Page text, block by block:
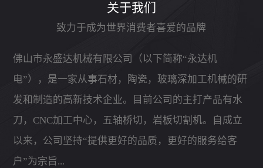
关于我们
致力于成为世界消费者喜爱的品牌
佛山市永盛达机械有限公司（以下简称“永达机
电”），是一家从事石材，陶瓷，玻璃深加工机械的研
发和制造的高新技术企业。目前公司的主打产品有水
刀，CNC加工中心，五轴桥切，岩板切割机。自成立
以来，公司坚持“提供更好的品质，更好的服务给客
户”为宗旨...